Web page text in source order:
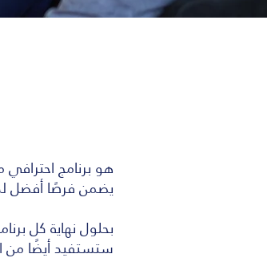
يضمن فرصًا أفضل
بحلول نهاية كل
ستستفيد أيضًا من